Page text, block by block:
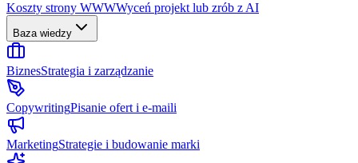
Koszty strony WWWWyceń projekt lub zrób z AI
Baza wiedzy
BiznesStrategia i zarządzanie
CopywritingPisanie ofert i e-maili
MarketingStrategie i budowanie marki